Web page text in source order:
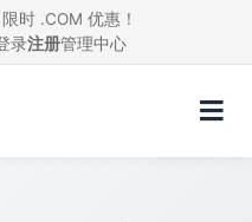
时 .COM 优惠！
录注册管理中心